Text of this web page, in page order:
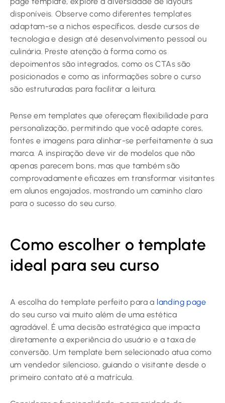
disponíveis. Observe como diferentes templates
adaptam-se a nichos específicos, desde cursos de
tecnologia e design até desenvolvimento pessoal ou
culinária. Preste atenção à forma como os
depoimentos são integrados, como os CTAs são
posicionados e como as informações sobre o curso
são estruturadas para facilitar a leitura.
Pense em templates que ofereçam flexibilidade para
personalização, permitindo que você adapte cores,
fontes e imagens para alinhar-se perfeitamente à sua
marca. A inspiração deve vir de modelos que não
apenas parecem bons, mas que também são
comprovadamente eficazes em transformar visitantes
em alunos engajados, mostrando um caminho claro
para o sucesso do seu curso.
Como escolher o template
ideal para seu curso
A escolha do template perfeito para a landing page
do seu curso vai muito além de uma estética
agradável. É uma decisão estratégica que impacta
diretamente a experiência do usuário e a taxa de
conversão. Um template bem selecionado atua como
um vendedor silencioso, guiando o visitante desde o
primeiro contato até a matrícula.